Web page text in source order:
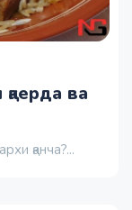
ва
қанча?...